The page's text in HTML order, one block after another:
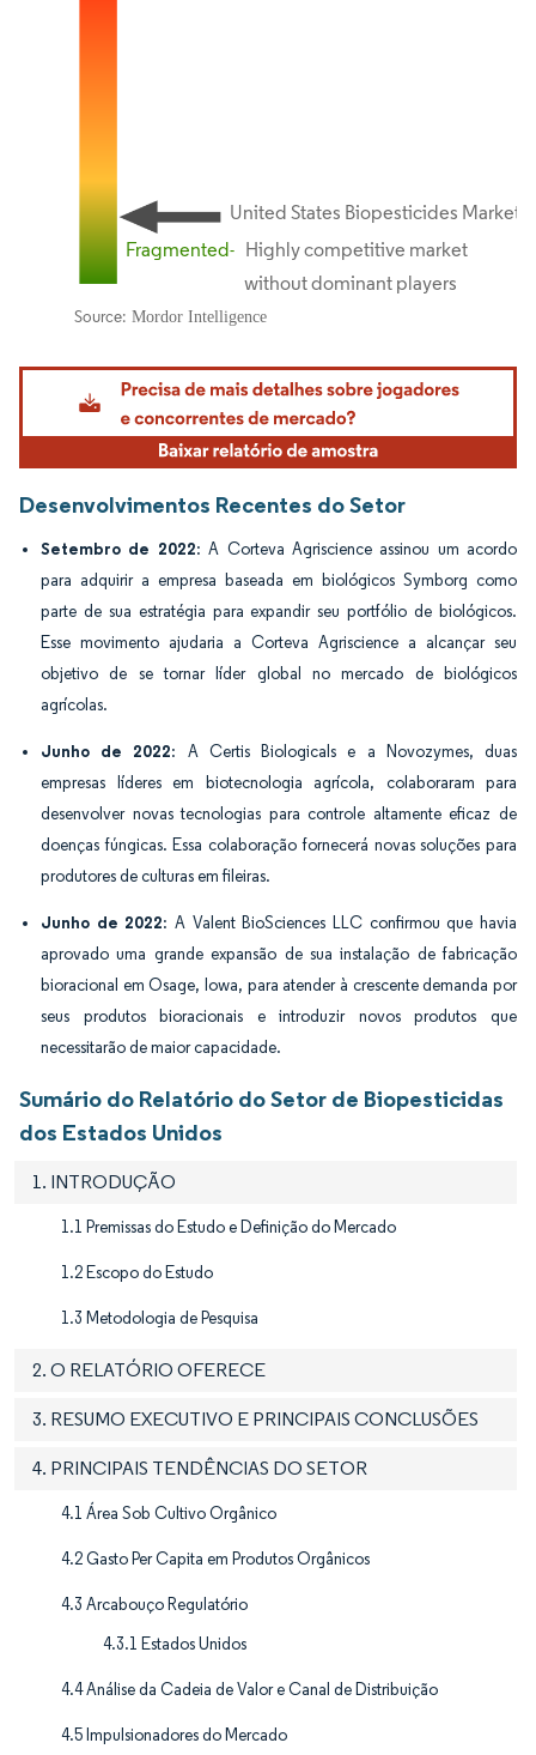
Imagem © Mordor Intelligence. O reuso requer atribuição conforme CC BY 4.0.
Desenvolvimentos Recentes do Setor
Setembro de 2022: A Corteva Agriscience assinou um acordo
para adquirir a empresa baseada em biológicos Symborg como
parte de sua estratégia para expandir seu portfólio de biológicos.
Esse movimento ajudaria a Corteva Agriscience a alcançar seu
objetivo de se tornar líder global no mercado de biológicos
agrícolas.
Junho de 2022: A Certis Biologicals e a Novozymes, duas
empresas líderes em biotecnologia agrícola, colaboraram para
desenvolver novas tecnologias para controle altamente eficaz de
doenças fúngicas. Essa colaboração fornecerá novas soluções para
produtores de culturas em fileiras.
Junho de 2022: A Valent BioSciences LLC confirmou que havia
aprovado uma grande expansão de sua instalação de fabricação
bioracional em Osage, Iowa, para atender à crescente demanda por
seus produtos bioracionais e introduzir novos produtos que
necessitarão de maior capacidade.
Sumário do Relatório do Setor de Biopesticidas
dos Estados Unidos
1. INTRODUÇÃO
1.1 Premissas do Estudo e Definição do Mercado
1.2 Escopo do Estudo
1.3 Metodologia de Pesquisa
2. O RELATÓRIO OFERECE
3. RESUMO EXECUTIVO E PRINCIPAIS CONCLUSÕES
4. PRINCIPAIS TENDÊNCIAS DO SETOR
4.1 Área Sob Cultivo Orgânico
4.2 Gasto Per Capita em Produtos Orgânicos
4.3 Arcabouço Regulatório
4.3.1 Estados Unidos
4.4 Análise da Cadeia de Valor e Canal de Distribuição
4.5 Impulsionadores do Mercado